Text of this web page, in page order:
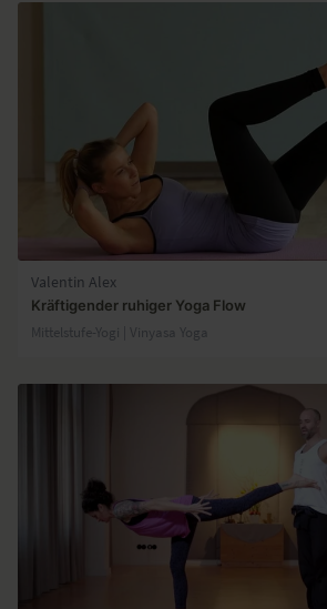
Valentin Alex
Kräftigender ruhiger Yoga Flow
Mittelstufe-Yogi | Vinyasa Yoga